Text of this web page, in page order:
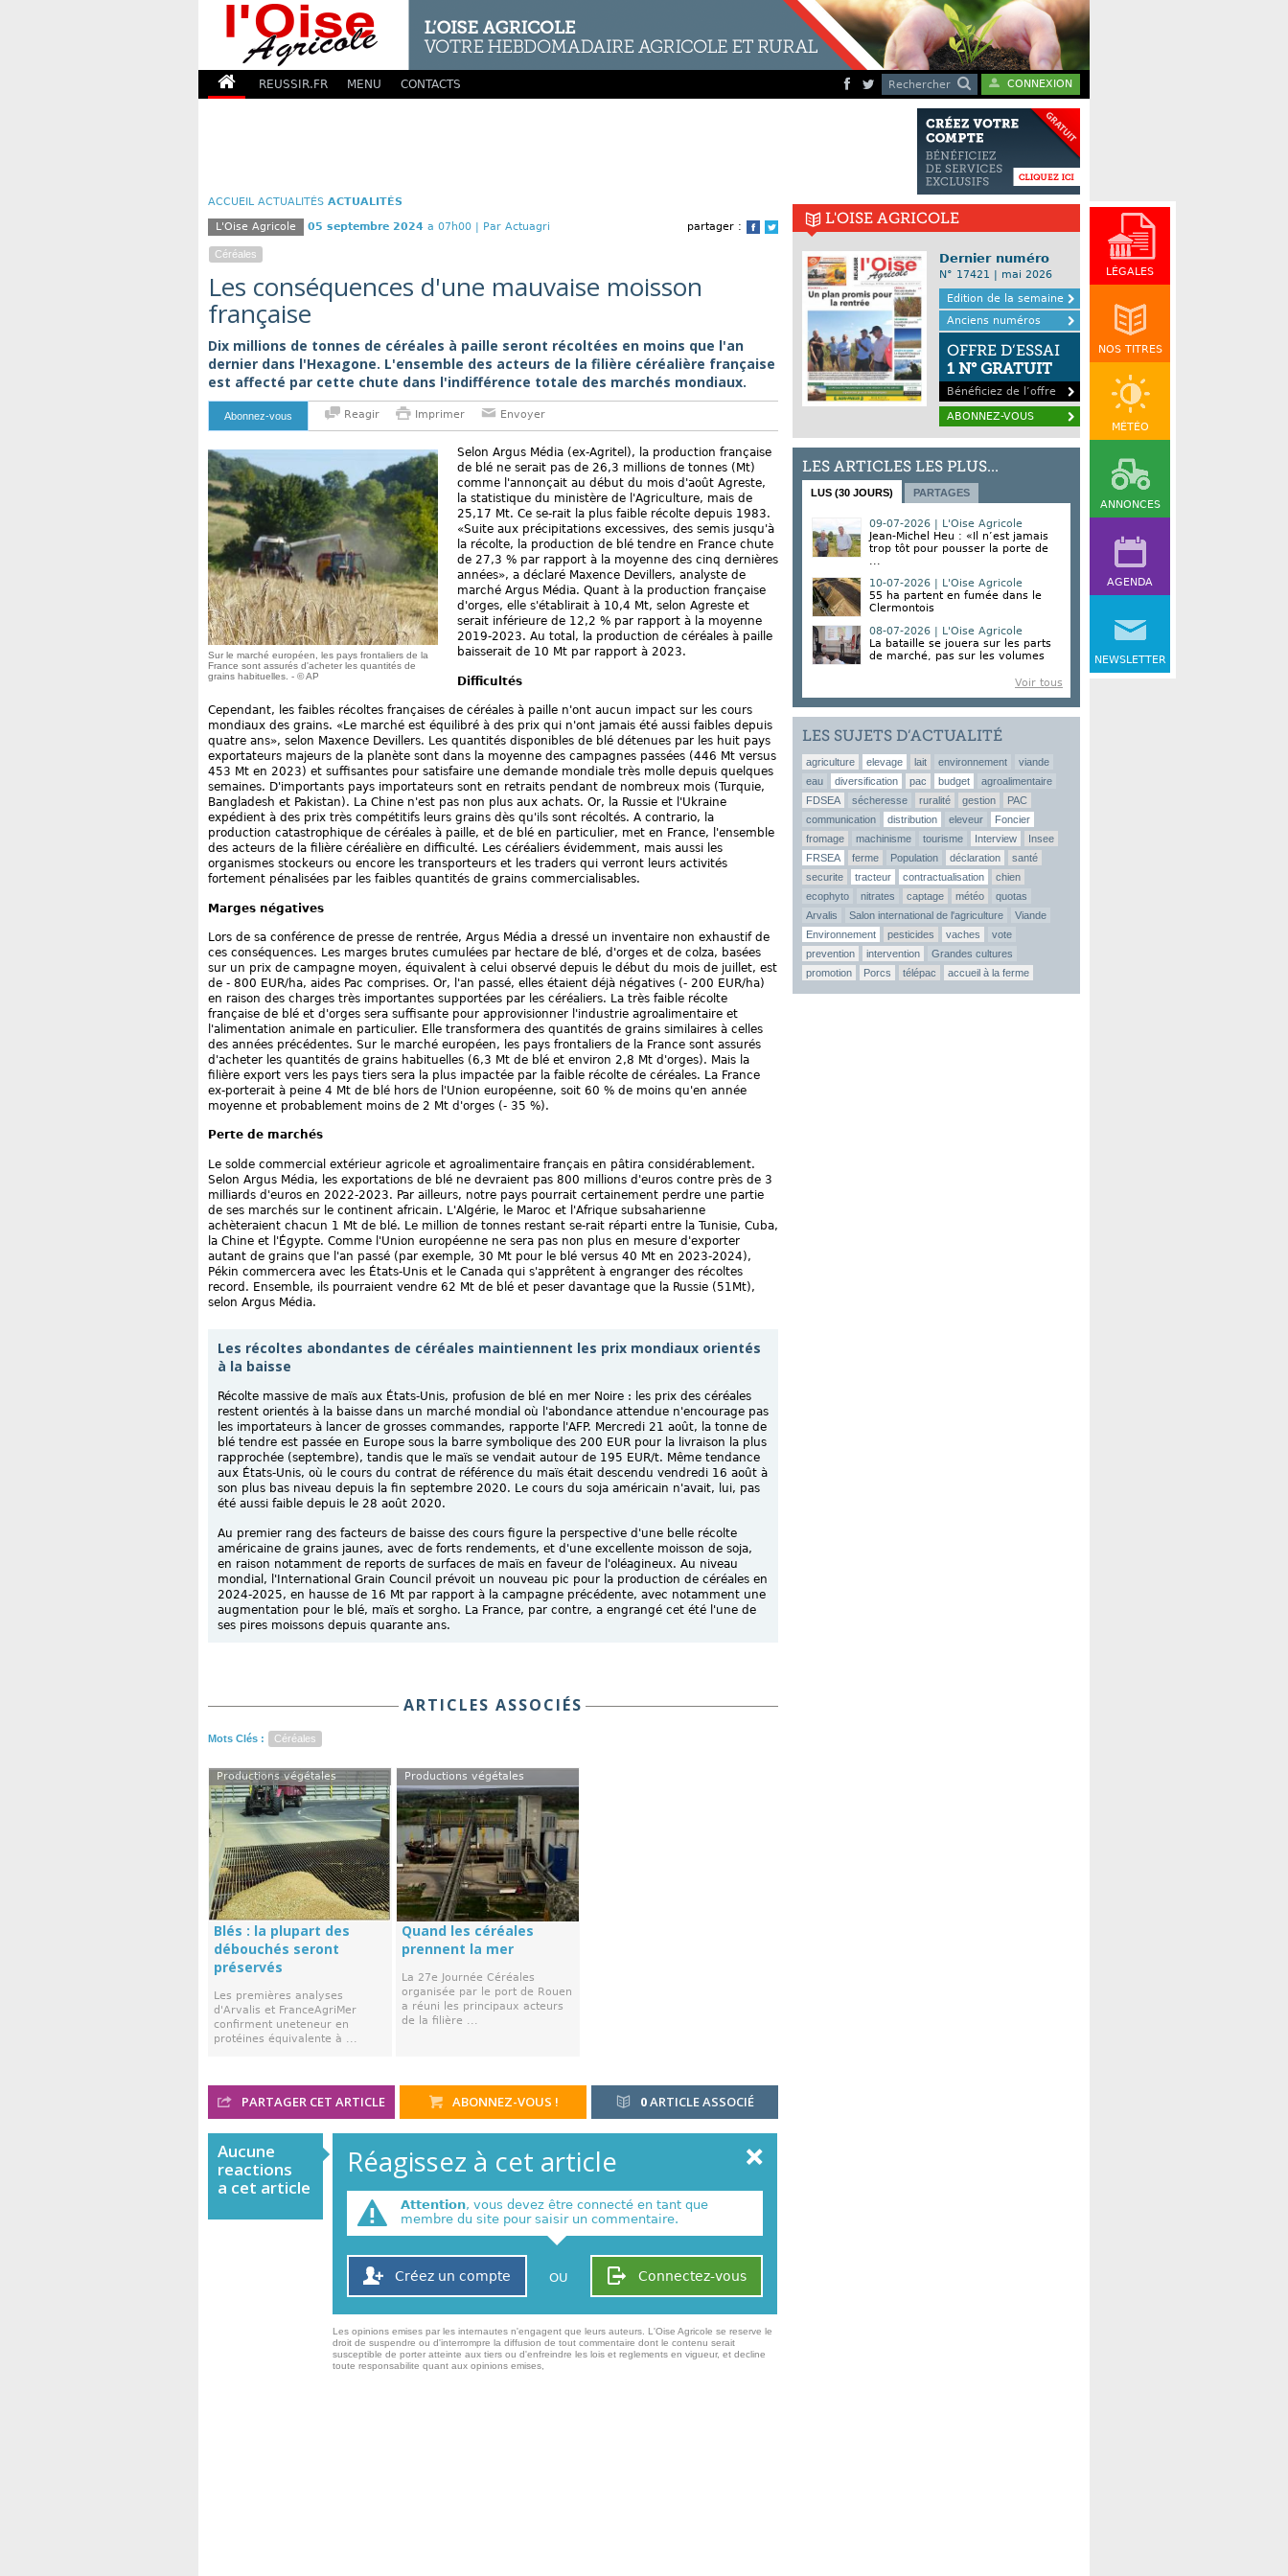
REUSSIR.FR MENU CONTACTS Rechercher CONNEXION
LÉGALES
NOS TITRES
MÉTÉO
ANNONCES
AGENDA
NEWSLETTER
ACCUEIL ACTUALITÉS ACTUALITÉS
partager :
Facebook
Twitter
L'Oise Agricole 05 septembre 2024 a 07h00 | Par Actuagri
Céréales
Les conséquences d'une mauvaise moisson
française
Dix millions de tonnes de céréales à paille seront récoltées en moins que l'an
dernier dans l'Hexagone. L'ensemble des acteurs de la filière céréalière française
est affecté par cette chute dans l'indifférence totale des marchés mondiaux.
Abonnez-vous Reagir Imprimer Envoyer
Sur le marché européen, les pays frontaliers de la
France sont assurés d'acheter les quantités de
grains habituelles. - © AP
Selon Argus Média (ex-Agritel), la production française
de blé ne serait pas de 26,3 millions de tonnes (Mt)
comme l'annonçait au début du mois d'août Agreste,
la statistique du ministère de l'Agriculture, mais de
25,17 Mt. Ce se-rait la plus faible récolte depuis 1983.
«Suite aux précipitations excessives, des semis jusqu'à
la récolte, la production de blé tendre en France chute
de 27,3 % par rapport à la moyenne des cinq dernières
années», a déclaré Maxence Devillers, analyste de
marché Argus Média. Quant à la production française
d'orges, elle s'établirait à 10,4 Mt, selon Agreste et
serait inférieure de 12,2 % par rapport à la moyenne
2019-2023. Au total, la production de céréales à paille
baisserait de 10 Mt par rapport à 2023.
Difficultés
Cependant, les faibles récoltes françaises de céréales à paille n'ont aucun impact sur les cours
mondiaux des grains. «Le marché est équilibré à des prix qui n'ont jamais été aussi faibles depuis
quatre ans», selon Maxence Devillers. Les quantités disponibles de blé détenues par les huit pays
exportateurs majeurs de la planète sont dans la moyenne des campagnes passées (446 Mt versus
453 Mt en 2023) et suffisantes pour satisfaire une demande mondiale très molle depuis quelques
semaines. D'importants pays importateurs sont en retraits pendant de nombreux mois (Turquie,
Bangladesh et Pakistan). La Chine n'est pas non plus aux achats. Or, la Russie et l'Ukraine
expédient à des prix très compétitifs leurs grains dès qu'ils sont récoltés. A contrario, la
production catastrophique de céréales à paille, et de blé en particulier, met en France, l'ensemble
des acteurs de la filière céréalière en difficulté. Les céréaliers évidemment, mais aussi les
organismes stockeurs ou encore les transporteurs et les traders qui verront leurs activités
fortement pénalisées par les faibles quantités de grains commercialisables.
Marges négatives
Lors de sa conférence de presse de rentrée, Argus Média a dressé un inventaire non exhaustif de
ces conséquences. Les marges brutes cumulées par hectare de blé, d'orges et de colza, basées
sur un prix de campagne moyen, équivalent à celui observé depuis le début du mois de juillet, est
de - 800 EUR/ha, aides Pac comprises. Or, l'an passé, elles étaient déjà négatives (- 200 EUR/ha)
en raison des charges très importantes supportées par les céréaliers. La très faible récolte
française de blé et d'orges sera suffisante pour approvisionner l'industrie agroalimentaire et
l'alimentation animale en particulier. Elle transformera des quantités de grains similaires à celles
des années précédentes. Sur le marché européen, les pays frontaliers de la France sont assurés
d'acheter les quantités de grains habituelles (6,3 Mt de blé et environ 2,8 Mt d'orges). Mais la
filière export vers les pays tiers sera la plus impactée par la faible récolte de céréales. La France
ex-porterait à peine 4 Mt de blé hors de l'Union européenne, soit 60 % de moins qu'en année
moyenne et probablement moins de 2 Mt d'orges (- 35 %).
Perte de marchés
Le solde commercial extérieur agricole et agroalimentaire français en pâtira considérablement.
Selon Argus Média, les exportations de blé ne devraient pas 800 millions d'euros contre près de 3
milliards d'euros en 2022-2023. Par ailleurs, notre pays pourrait certainement perdre une partie
de ses marchés sur le continent africain. L'Algérie, le Maroc et l'Afrique subsaharienne
achèteraient chacun 1 Mt de blé. Le million de tonnes restant se-rait réparti entre la Tunisie, Cuba,
la Chine et l'Égypte. Comme l'Union européenne ne sera pas non plus en mesure d'exporter
autant de grains que l'an passé (par exemple, 30 Mt pour le blé versus 40 Mt en 2023-2024),
Pékin commercera avec les États-Unis et le Canada qui s'apprêtent à engranger des récoltes
record. Ensemble, ils pourraient vendre 62 Mt de blé et peser davantage que la Russie (51Mt),
selon Argus Média.
Les récoltes abondantes de céréales maintiennent les prix mondiaux orientés
à la baisse
Récolte massive de maïs aux États-Unis, profusion de blé en mer Noire : les prix des céréales
restent orientés à la baisse dans un marché mondial où l'abondance attendue n'encourage pas
les importateurs à lancer de grosses commandes, rapporte l'AFP. Mercredi 21 août, la tonne de
blé tendre est passée en Europe sous la barre symbolique des 200 EUR pour la livraison la plus
rapprochée (septembre), tandis que le maïs se vendait autour de 195 EUR/t. Même tendance
aux États-Unis, où le cours du contrat de référence du maïs était descendu vendredi 16 août à
son plus bas niveau depuis la fin septembre 2020. Le cours du soja américain n'avait, lui, pas
été aussi faible depuis le 28 août 2020.
Au premier rang des facteurs de baisse des cours figure la perspective d'une belle récolte
américaine de grains jaunes, avec de forts rendements, et d'une excellente moisson de soja,
en raison notamment de reports de surfaces de maïs en faveur de l'oléagineux. Au niveau
mondial, l'International Grain Council prévoit un nouveau pic pour la production de céréales en
2024-2025, en hausse de 16 Mt par rapport à la campagne précédente, avec notamment une
augmentation pour le blé, maïs et sorgho. La France, par contre, a engrangé cet été l'une de
ses pires moissons depuis quarante ans.
ARTICLES ASSOCIÉS
Mots Clés : Céréales
Productions végétales
Blés : la plupart des
débouchés seront
préservés
Les premières analyses
d'Arvalis et FranceAgriMer
confirment uneteneur en
protéines équivalente à ...
Productions végétales
Quand les céréales
prennent la mer
La 27e Journée Céréales
organisée par le port de Rouen
a réuni les principaux acteurs
de la filière ...
0ARTICLE ASSOCIÉ
PARTAGER CET ARTICLE ABONNEZ-VOUS !
Aucune
reactions
a cet article
Réagissez à cet article
Attention, vous devez être connecté en tant que
membre du site pour saisir un commentaire.
Connectez-vous
Créez un compte OU
Les opinions emises par les internautes n'engagent que leurs auteurs. L'Oise Agricole se reserve le
droit de suspendre ou d'interrompre la diffusion de tout commentaire dont le contenu serait
susceptible de porter atteinte aux tiers ou d'enfreindre les lois et reglements en vigueur, et decline
toute responsabilite quant aux opinions emises,
L'OISE AGRICOLE
Dernier numéro
N° 17421 | mai 2026
Edition de la semaine
Anciens numéros
OFFRE D’ESSAI
1 N° GRATUIT
Bénéficiez de l’offre
ABONNEZ-VOUS
LES ARTICLES LES PLUS...
LUS (30 JOURS) PARTAGES
09-07-2026 | L'Oise Agricole
Jean-Michel Heu : «Il n’est jamais
trop tôt pour pousser la porte de
...
10-07-2026 | L'Oise Agricole
55 ha partent en fumée dans le
Clermontois
08-07-2026 | L'Oise Agricole
La bataille se jouera sur les parts
de marché, pas sur les volumes
Voir tous
LES SUJETS D’ACTUALITÉ
agriculture elevage lait environnement
viande
eau
diversification pac budget
agroalimentaire
FDSEA
sécheresse ruralité gestion
PAC
communication
distribution eleveur
Foncier
fromage
machinisme tourisme Interview
Insee
FRSEA
ferme Population déclaration
santé
securite
tracteur contractualisation
chien
ecophyto
nitrates captage météo
quotas
Arvalis
Salon international de l'agriculture
Viande
Environnement
pesticides vaches
vote
prevention
intervention
Grandes cultures
promotion
Porcs télépac accueil à la ferme